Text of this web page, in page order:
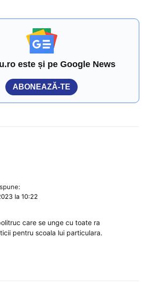
este și pe Google News
ABONEAZĂ-TE
spune:
la 10:22
care se unge cu toate ra
pentru scoala lui particulara.